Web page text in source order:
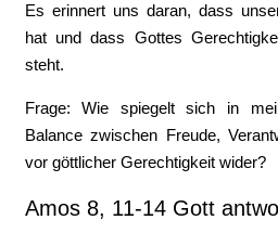
Es erinnert uns daran, dass
hat und dass Gottes
steht.
Frage: Wie spiegelt sich in
Balance zwischen Freude,
vor göttlicher Gerechtigkeit wider?
Amos 8, 11-14 Gott